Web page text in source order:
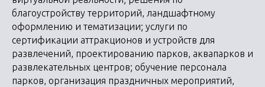
благоустройству территорий, ландшафтному
оформлению и тематизации; услуги по
сертификации аттракционов и устройств для
развлечений, проектированию парков, аквапарков и
развлекательных центров; обучение персонала
парков, организация праздничных мероприятий,